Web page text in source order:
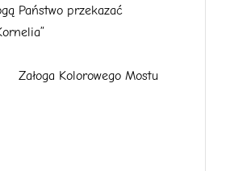
Państwo przekazać
Załoga Kolorowego Mostu